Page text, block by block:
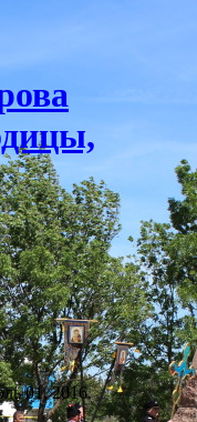
01, 2016.